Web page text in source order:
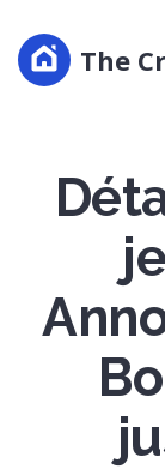
The